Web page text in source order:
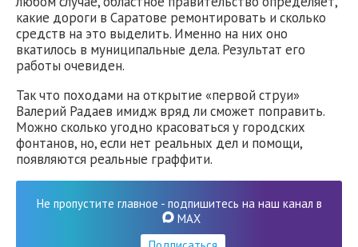
какие дороги в Саратове ремонтировать и сколько
средств на это выделить. Именно на них оно
вкатилось в муниципальные дела. Результат его
работы очевиден.
Так что походами на открытие «первой струи»
Валерий Радаев имидж вряд ли сможет поправить.
Можно сколько угодно красоваться у городских
фонтанов, но, если нет реальных дел и помощи,
появляются реальные граффити.
Не пропустите главное - подпишитесь на наш канал в
MAX